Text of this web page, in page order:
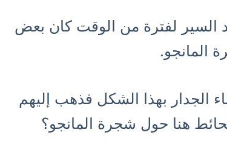
السير لفترة من الوقت كان بعض
المانجو.
الجدار بهذا الشكل فذهب إليهم
هنا حول شجرة المانجو؟